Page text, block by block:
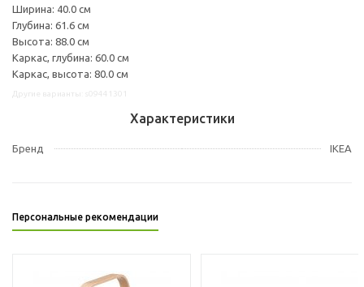
Ширина: 40.0 см
Глубина: 61.6 см
Высота: 88.0 см
Каркас, глубина: 60.0 см
Каркас, высота: 80.0 см
Характеристики
Бренд IKEA
Персональные рекомендации